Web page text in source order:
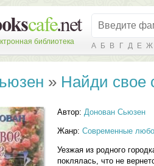
библиотека А Б В Г Д Е Ж
» Найди свое
Автор: Донован Сьюзен
Жанр: Современные
Уезжая из родного
поклялась, что не